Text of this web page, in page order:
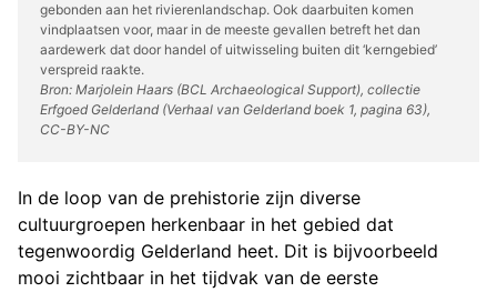
gebonden aan het rivierenlandschap. Ook daarbuiten komen
vindplaatsen voor, maar in de meeste gevallen betreft het dan
aardewerk dat door handel of uitwisseling buiten dit ‘kerngebied’
verspreid raakte.
Bron: Marjolein Haars (BCL Archaeological Support), collectie
Erfgoed Gelderland (Verhaal van Gelderland boek 1, pagina 63),
CC-BY-NC
In de loop van de prehistorie zijn diverse
cultuurgroepen herkenbaar in het gebied dat
tegenwoordig Gelderland heet. Dit is bijvoorbeeld
mooi zichtbaar in het tijdvak van de eerste